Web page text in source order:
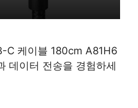
C 케이블 180cm A81H6
데이터 전송을 경험하세